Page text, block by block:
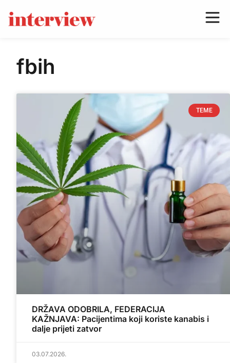
fbih
TEME
DRŽAVA ODOBRILA, FEDERACIJA
KAŽNJAVA: Pacijentima koji koriste kanabis i
dalje prijeti zatvor
03.07.2026.